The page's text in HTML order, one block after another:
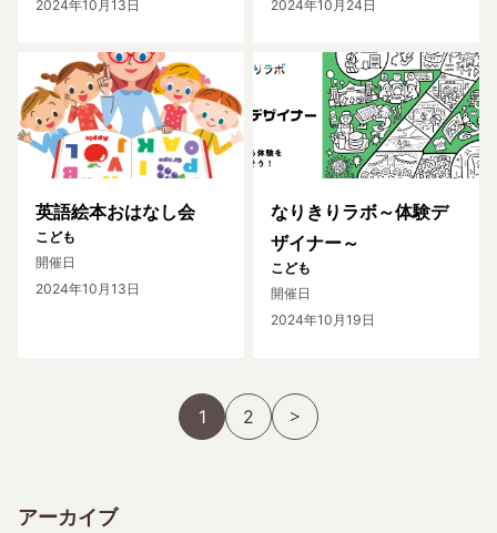
2024年10月13日
2024年10月24日
英語絵本おはなし会
こども
開催日
2024年10月13日
なりきりラボ～体験デ
ザイナー～
こども
開催日
2024年10月19日
1 2
アーカイブ